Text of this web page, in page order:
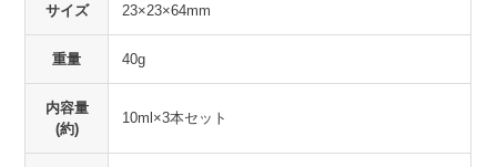
サイズ 23×23×64mm
重量 40g
内容量
(約)
10ml×3本セット